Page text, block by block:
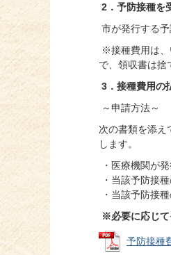
2．予防接種を
市が発行する
※接種費用は、
で、領収書は捨
3．接種費用の
～申請方法～
次の書類を添え
します。
・医療機関が
・当該予防接
・当該予防接
※必要に応じて
予防接種